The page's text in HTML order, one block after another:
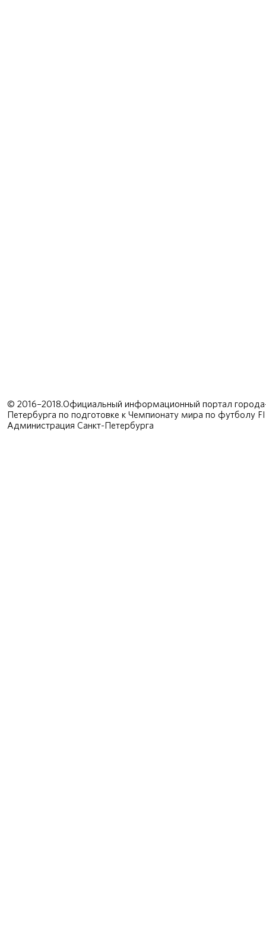
© 2016–2018.Официальный информационный портал
Петербурга по подготовке к Чемпионату мира по футболу
Администрация Санкт-Петербурга